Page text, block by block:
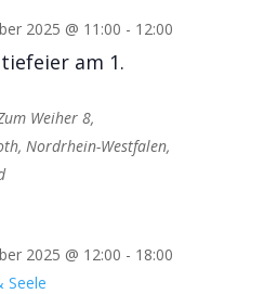
Navigation
am 1.
2025 @ 11:00 - 12:00
Weiher 8,
Nordrhein-Westfalen,
2025 @ 12:00 - 18:00
Seele